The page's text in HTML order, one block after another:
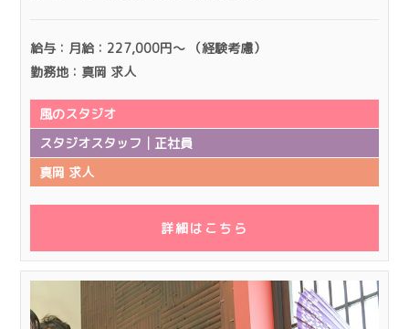
給与：月給：227,000円～ （経験考慮）
勤務地：真岡 求人
風のスタジオ
スタジオスタッフ│正社員
真岡 求人
詳細はこちら